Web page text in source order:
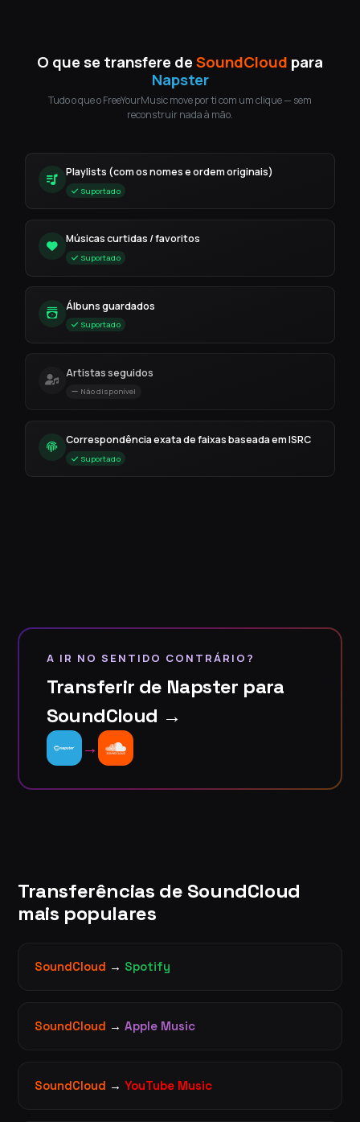
O que se transfere deSoundCloud para
Napster
Tudo o que o FreeYourMusic move por ti com um clique — sem
reconstruir nada à mão.
Playlists (com os nomes e ordem originais)
Suportado
Músicas curtidas / favoritos
Suportado
Álbuns guardados
Suportado
Artistas seguidos
Não disponível
Correspondência exata de faixas baseada em ISRC
Suportado
A IR NO SENTIDO CONTRÁRIO?
Transferir de Napster para
SoundCloud →
→
Transferências de SoundCloud
mais populares
SoundCloud → Spotify
SoundCloud → Apple Music
SoundCloud → YouTube Music